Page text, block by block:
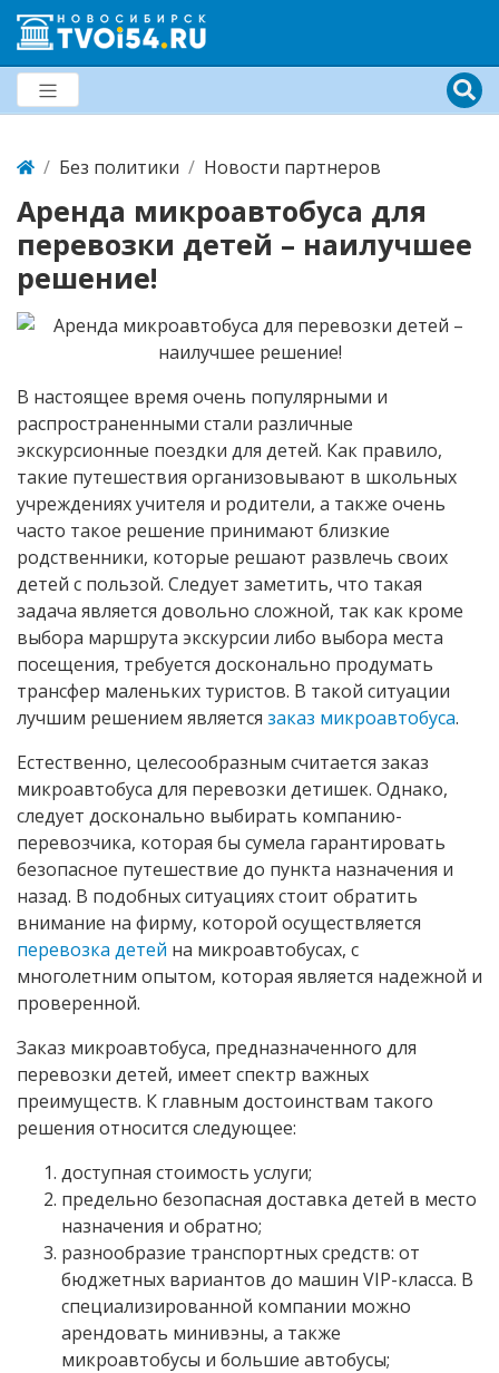
Без политики Новости партнеров
Аренда микроавтобуса для
перевозки детей – наилучшее
решение!
В настоящее время очень популярными и
распространенными стали различные
экскурсионные поездки для детей. Как правило,
такие путешествия организовывают в школьных
учреждениях учителя и родители, а также очень
часто такое решение принимают близкие
родственники, которые решают развлечь своих
детей с пользой. Следует заметить, что такая
задача является довольно сложной, так как кроме
выбора маршрута экскурсии либо выбора места
посещения, требуется досконально продумать
трансфер маленьких туристов. В такой ситуации
лучшим решением является заказ микроавтобуса.
Естественно, целесообразным считается заказ
микроавтобуса для перевозки детишек. Однако,
следует досконально выбирать компанию-
перевозчика, которая бы сумела гарантировать
безопасное путешествие до пункта назначения и
назад. В подобных ситуациях стоит обратить
внимание на фирму, которой осуществляется
перевозка детей на микроавтобусах, с
многолетним опытом, которая является надежной и
проверенной.
Заказ микроавтобуса, предназначенного для
перевозки детей, имеет спектр важных
преимуществ. К главным достоинствам такого
решения относится следующее:
доступная стоимость услуги;
предельно безопасная доставка детей в место
назначения и обратно;
разнообразие транспортных средств: от
бюджетных вариантов до машин VIP-класса. В
специализированной компании можно
арендовать минивэны, а также
микроавтобусы и большие автобусы;